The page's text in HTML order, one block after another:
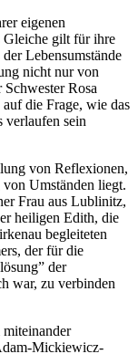
eigenen
Gleiche gilt für ihre
Lebensumstände
nicht nur von
Rosa
die Frage, wie das
verlaufen sein
von Reflexionen,
Umständen liegt.
Frau aus Lublinitz,
heiligen Edith, die
begleiteten
der für die
der
war, zu verbinden
Mickiewicz-